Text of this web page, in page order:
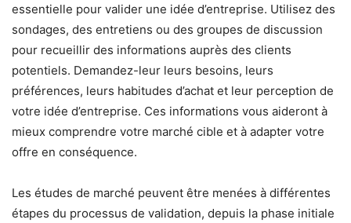
essentielle pour valider une idée d’entreprise. Utilisez des
sondages, des entretiens ou des groupes de discussion
pour recueillir des informations auprès des clients
potentiels. Demandez-leur leurs besoins, leurs
préférences, leurs habitudes d’achat et leur perception de
votre idée d’entreprise. Ces informations vous aideront à
mieux comprendre votre marché cible et à adapter votre
offre en conséquence.
Les études de marché peuvent être menées à différentes
étapes du processus de validation, depuis la phase initiale